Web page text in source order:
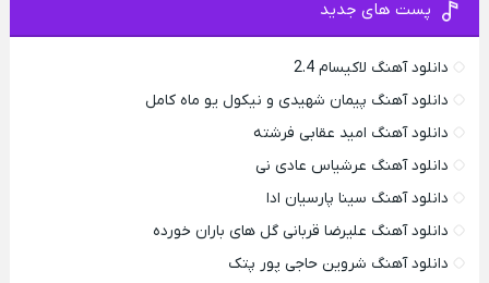
پست های جدید
دانلود آهنگ لاکیسام 2.4
دانلود آهنگ پیمان شهیدی و نیکول یو ماه کامل
دانلود آهنگ امید عقابی فرشته
دانلود آهنگ عرشیاس عادی نی
دانلود آهنگ سینا پارسیان ادا
دانلود آهنگ علیرضا قربانی گل های باران خورده
دانلود آهنگ شروین حاجی پور پتک